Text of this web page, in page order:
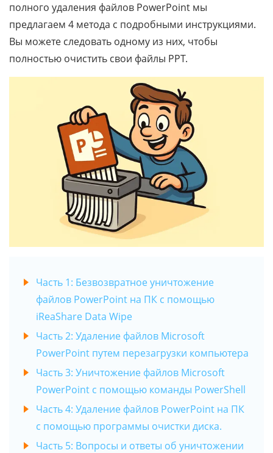
полного удаления файлов PowerPoint мы
предлагаем 4 метода с подробными инструкциями.
Вы можете следовать одному из них, чтобы
полностью очистить свои файлы PPT.
Часть 1: Безвозвратное уничтожение
файлов PowerPoint на ПК с помощью
iReaShare Data Wipe
Часть 2: Удаление файлов Microsoft
PowerPoint путем перезагрузки компьютера
Часть 3: Уничтожение файлов Microsoft
PowerPoint с помощью команды PowerShell
Часть 4: Удаление файлов PowerPoint на ПК
с помощью программы очистки диска.
Часть 5: Вопросы и ответы об уничтожении